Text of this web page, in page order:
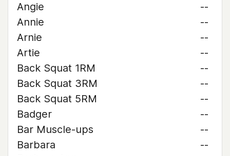
Angie
--
Annie
--
Arnie
--
Artie
--
Back Squat 1RM
--
Back Squat 3RM
--
Back Squat 5RM
--
Badger
--
Bar Muscle-ups
--
Barbara
--